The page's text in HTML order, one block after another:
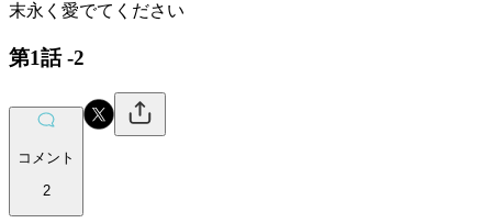
末永く愛でてください
第1話 -2
コメント
2